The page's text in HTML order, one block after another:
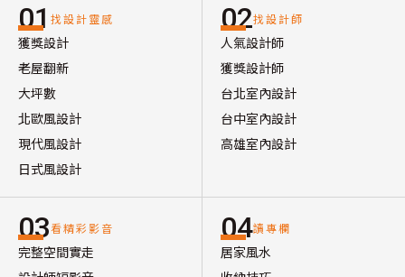
01 找設計靈感
獲獎設計
老屋翻新
大坪數
北歐風設計
現代風設計
日式風設計
02找設計師
人氣設計師
獲獎設計師
台北室內設計
台中室內設計
高雄室內設計
03看精彩影音
完整空間實走
04讀專欄
居家風水